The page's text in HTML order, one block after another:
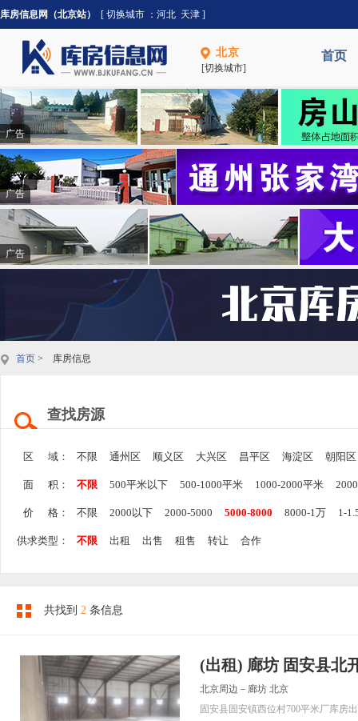
库房信息网（北京站） [ 切换城市 ： 河北 天津 ]
北京
[切换城市]
首页
广告
广告
广告
首页 > 库房信息
查找房源
区 域： 不限 通州区 顺义区 大兴区 昌平区 海淀区 朝阳区
面 积： 不限 500平米以下 500-1000平米 1000-2000平米
价 格： 不限 2000以下 2000-5000 5000-8000 8000-1万 1-
供求类型： 不限 出租 出售 租售 转让 合作
共找到 2 条信息
(出租) 廊坊 固安县北
北京周边－廊坊 北京
固安县固安镇西位村700平米厂库房